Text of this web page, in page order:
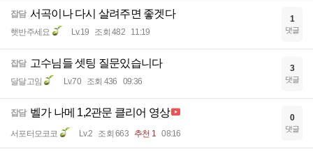
잡담 서곡이나 다시 살려주면 좋겟다
햇반주세요 Lv.19 조회 482 11:19
1
댓글
잡담 고수님들 셋팅 질문있습니다
달달고임 Lv.70 조회 436 09:36
3
댓글
잡담 벨가 나메 1,2관문 클리어 영상
서포터모코코 Lv.2 조회 663 추천 1 08:16
0
댓글